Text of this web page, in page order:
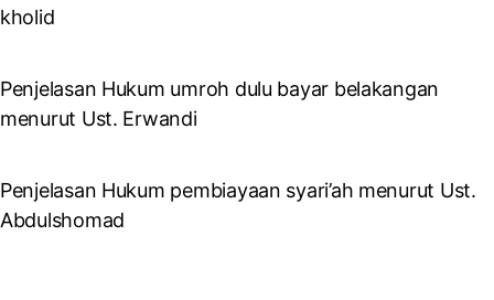
kholid
Penjelasan Hukum umroh dulu bayar belakangan
menurut Ust. Erwandi
Penjelasan Hukum pembiayaan syari’ah menurut Ust.
Abdulshomad